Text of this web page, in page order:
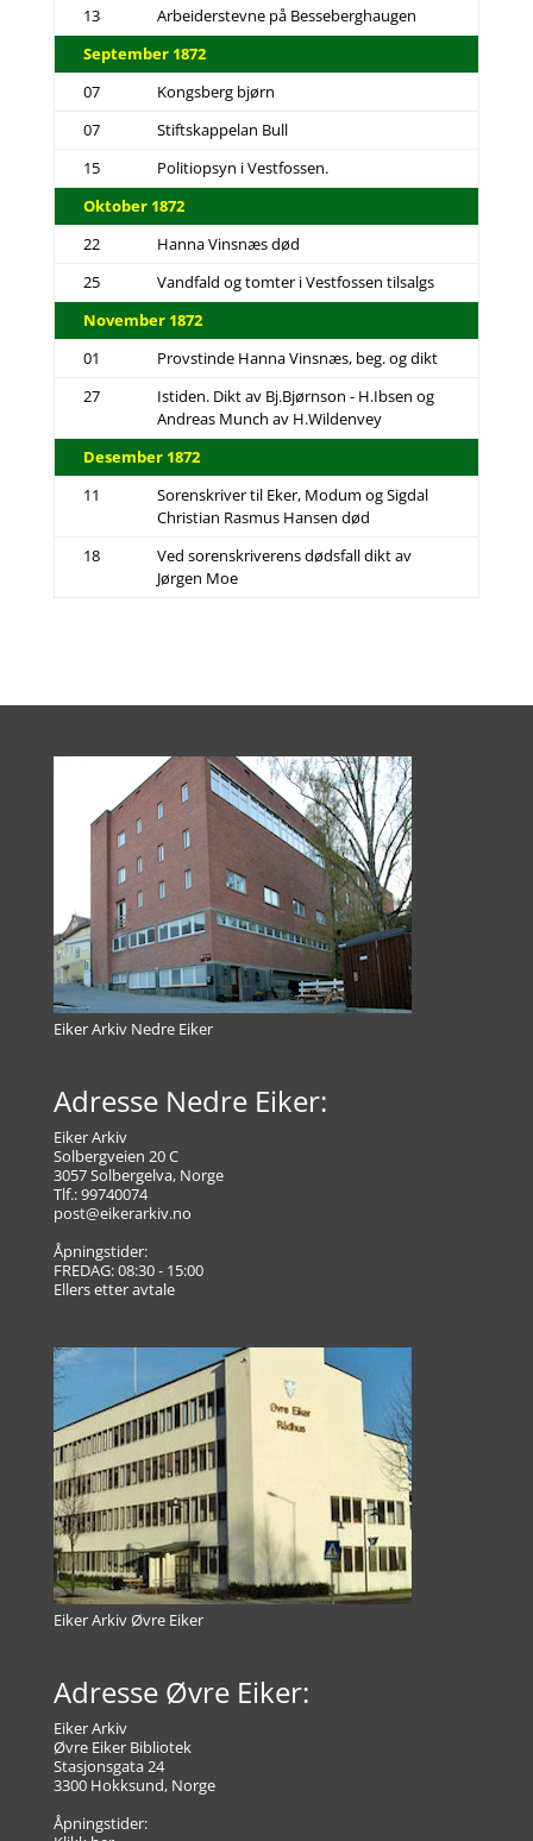
13
Arbeiderstevne på Besseberghaugen
September 1872
07
Kongsberg bjørn
07
Stiftskappelan Bull
15
Politiopsyn i Vestfossen.
Oktober 1872
22
Hanna Vinsnæs død
25
Vandfald og tomter i Vestfossen tilsalgs
November 1872
01
Provstinde Hanna Vinsnæs, beg. og dikt
27
Istiden. Dikt av Bj.Bjørnson - H.Ibsen og
Andreas Munch av H.Wildenvey
Desember 1872
11
Sorenskriver til Eker, Modum og Sigdal
Christian Rasmus Hansen død
18
Ved sorenskriverens dødsfall dikt av
Jørgen Moe
Eiker Arkiv Nedre Eiker
Adresse Nedre Eiker:
Eiker Arkiv
Solbergveien 20 C
3057 Solbergelva, Norge
Tlf.: 99740074
post@eikerarkiv.no
Åpningstider:
FREDAG: 08:30 - 15:00
Ellers etter avtale
Eiker Arkiv Øvre Eiker
Adresse Øvre Eiker:
Eiker Arkiv
Øvre Eiker Bibliotek
Stasjonsgata 24
3300 Hokksund, Norge
Åpningstider: